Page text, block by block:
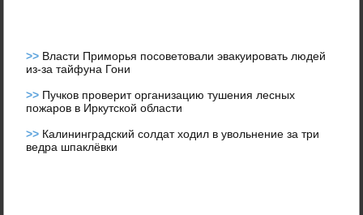
>> Власти Приморья посоветовали эвакуировать людей
из-за тайфуна Гони
>> Пучков проверит организацию тушения лесных
пожаров в Иркутской области
>> Калининградский солдат ходил в увольнение за три
ведра шпаклёвки